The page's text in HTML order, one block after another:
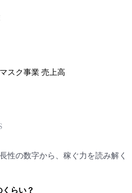
スク事業 売上高
性の数字から、稼ぐ力を読み解く
らい？